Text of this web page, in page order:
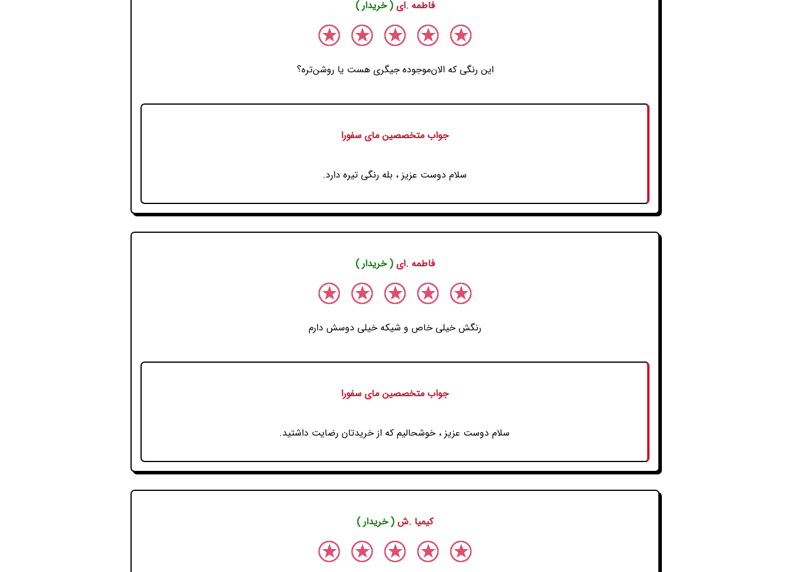
فاطمه .ای( خریدار )
این رنگی که الان‌موجوده جیگری هست یا روشن‌تره؟
جواب متخصصین مای سفورا
سلام دوست عزیز ، بله رنگی تیره دارد.
فاطمه .ای( خریدار )
رنگش خیلی خاص و شیکه خیلی دوسش دارم
جواب متخصصین مای سفورا
سلام دوست عزیز ، خوشحالیم که از خریدتان رضایت داشتید.
کیمیا .ش ( خریدار )